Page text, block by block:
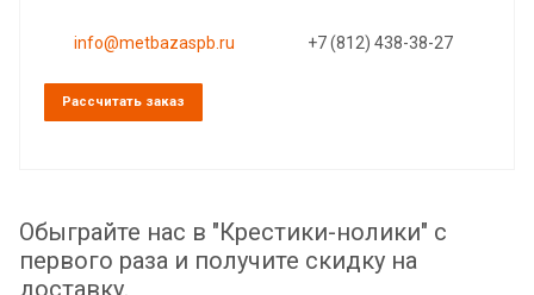
info@metbazaspb.ru +7 (812) 438-38-27
Рассчитать заказ
Обыграйте нас в "Крестики-нолики" с
первого раза и получите скидку на
доставку.